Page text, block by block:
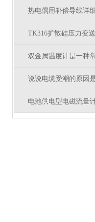
热电偶用补偿导线详
TK316扩散硅压力变
说说电缆受潮的原因